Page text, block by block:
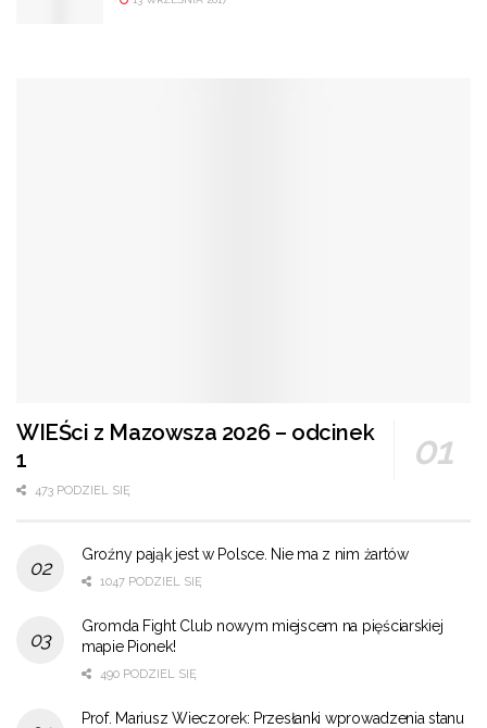
WIEŚci z Mazowsza 2026 – odcinek
1
473 PODZIEL SIĘ
Groźny pająk jest w Polsce. Nie ma z nim żartów
1047 PODZIEL SIĘ
Gromda Fight Club nowym miejscem na pięściarskiej
mapie Pionek!
490 PODZIEL SIĘ
Prof. Mariusz Wieczorek: Przesłanki wprowadzenia stanu